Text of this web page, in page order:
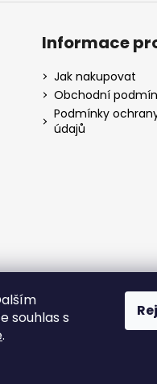
souhlas s
.
Informace
Jak nakupovat
Obchodní
Podmínky
údajů